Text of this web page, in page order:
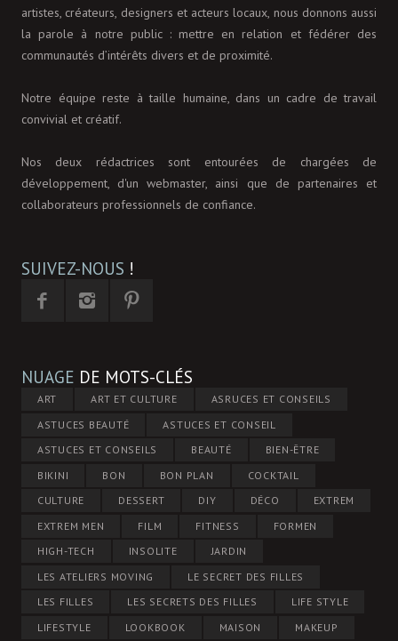
artistes, créateurs, designers et acteurs locaux, nous donnons aussi
la parole à notre public : mettre en relation et fédérer des
communautés d’intérêts divers et de proximité.
Notre équipe reste à taille humaine, dans un cadre de travail
convivial et créatif.
Nos deux rédactrices sont entourées de chargées de
développement, d'un webmaster, ainsi que de partenaires et
collaborateurs professionnels de confiance.
SUIVEZ-NOUS !
NUAGE DE MOTS-CLÉS
ART ART ET CULTURE
ASRUCES ET CONSEILS
ASTUCES BEAUTÉ
ASTUCES ET CONSEIL
ASTUCES ET CONSEILS
BEAUTÉ
BIEN-ÊTRE
BIKINI
BON BON PLAN
COCKTAIL
CULTURE
DESSERT DIY DÉCO
EXTREM
EXTREM MEN
FILM FITNESS
FORMEN
HIGH-TECH
INSOLITE
JARDIN
LES ATELIERS MOVING
LE SECRET DES FILLES
LES FILLES
LES SECRETS DES FILLES
LIFE STYLE
LIFESTYLE
LOOKBOOK MAISON MAKEUP